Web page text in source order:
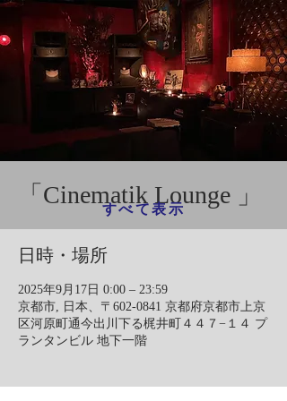
「Cinematik Lounge 」
日時・場所
2025年9月17日 0:00 – 23:59
京都市, 日本、〒602-0841 京都府京都市上京
区河原町通今出川下る梶井町４４７−１４ プ
ランタンビル 地下一階
すべて表示